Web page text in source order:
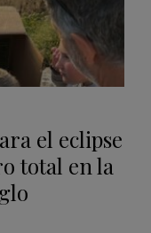
el eclipse
total en la